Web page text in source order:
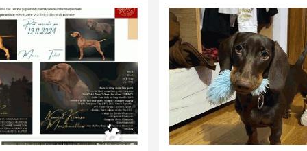
fără grabă. Se vând împreună sau
multe detalii la numărul de telefon.